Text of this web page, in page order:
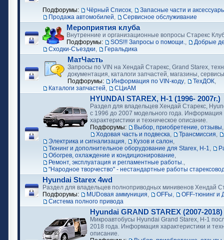
Подфорумы:
Чёрный Список,
Запасные части и
Продажа автомобилей, Сервисное обслуживание
Мероприятия клуба
Внутренние и организационные вопросы Старекс
Подфорумы:
SOS!!! Запросы о помощи.,
Добрые
Сходки-Съездки, Геральдика
МатЧасть
Запросы по VIN на Хендай Старекс, Grand Starex,
документация, каталоги запчастей, магазины, сервисы
Подфорумы:
Информация по VIN-коду, ТехДОК,
Каталоги запчастей, СЦиАМ
HYUNDAI STAREX, H-1 (1996- 2007г.)
Раздел для владельцев Хендай Старекс,
с 1996 до 2007 модельного года. Информация
характеристики и техническое описание.
Подфорумы:
Выбор, приобретение, отзывы
Ходовая часть и подвеска, Трансмиссия,
Электрика и сигнализация, Кузов и салон,
Тюнинг и дополнительное оборудование для Starex, H-1,
Обогрев, охлаждение и кондиционирование,
Ремонт, эксплуатация и регламентные работы.,
"Народное творчество" - нестандартные работы
Hyundai Starex 4wd
Раздел для владельцев полноприводных минивенов Хендай
Подфорумы:
MUDовая аммуниция, OFFы,
OFF-тюнинг и
Cистема полного привода
Hyundai GRAND STAREX (2007-2018)
Микроавтобусы Hyundai Grand Starex, H-1
2018 года. Информация характеристики и
описание.